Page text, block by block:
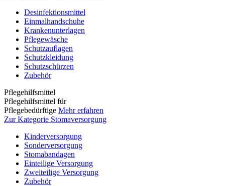
Desinfektionsmittel
Einmalhandschuhe
Krankenunterlagen
Pflegewäsche
Schutzauflagen
Schutzkleidung
Schutzschürzen
Zubehör
Pflegehilfsmittel
Pflegehilfsmittel für
Pflegebedürftige Mehr erfahren
Zur Kategorie Stomaversorgung
Kinderversorgung
Sonderversorgung
Stomabandagen
Einteilige Versorgung
Zweiteilige Versorgung
Zubehör